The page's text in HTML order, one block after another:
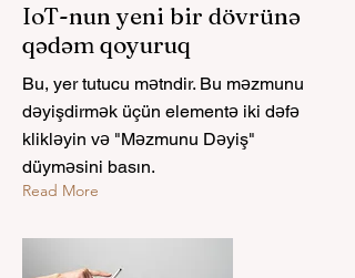
IoT-nun yeni bir dövrünə
qədəm qoyuruq
Bu, yer tutucu mətndir. Bu məzmunu
dəyişdirmək üçün elementə iki dəfə
klikləyin və "Məzmunu Dəyiş"
düyməsini basın.
Read More